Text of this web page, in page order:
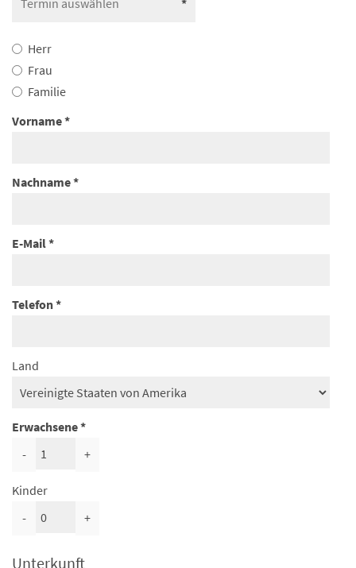
Herr
Frau
Familie
Vorname
Nachname
E-Mail
Telefon
Land
Erwachsene
-
+
Kinder
-
+
Unterkunft